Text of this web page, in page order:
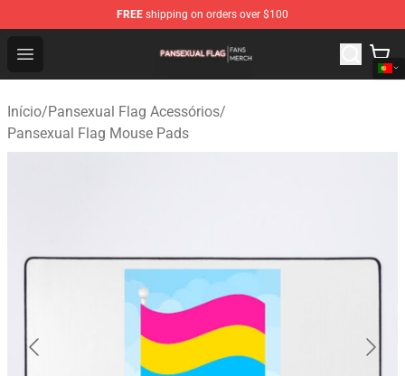
FREE shipping on orders over $100
Open menu
Pansexual Flag Shop - Official Pansexual Flag
Início/Pansexual Flag Acessórios/
Pansexual Flag Mouse Pads